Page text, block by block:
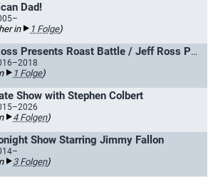
Dad!
in 1 Folge)
Jeff Ross Presents Roast Battle / Jeff Ross Presents Roast Battle II
1 Folge)
Show with Stephen Colbert
4 Folgen)
Show Starring Jimmy Fallon
3 Folgen)